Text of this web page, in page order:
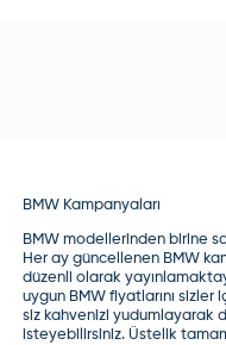
BMW Kampanyaları
BMW modellerinden birine
Her ay güncellenen BMW
düzenli olarak
uygun BMW fiyatlarını sizler
siz kahvenizi yudumlayarak
isteyebilirsiniz. Üstelik